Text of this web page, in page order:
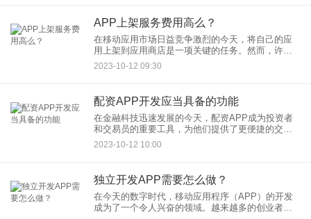
APP上架服务费用高么？
在移动应用市场日益竞争激烈的今天，将自己的应
用上架到应用商店是一项关键的任务。然而，许多
开发者关心的问题之一是：APP上架服务费用高
吗？本文将探讨APP上架的一般费用情况以及与费
2023-10-12 09:30
配资APP开发应当具备的功能
在金融科技迅速发展的今天，配资APP成为投资者
和交易员的重要工具，为他们提供了更便捷的交易
和资金管理方式。在配资APP的开发过程中，一系
列关键的功能将直接影响用户体验和应用的市场竞
2023-10-12 10:00
独立开发APP需要怎么做？
在今天的数字时代，移动应用程序（APP）的开发
成为了一个令人兴奋的领域。越来越多的创业者和